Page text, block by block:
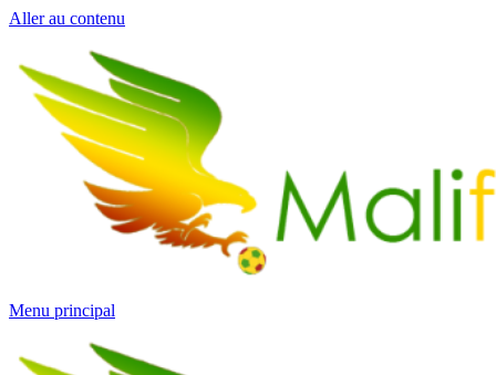
Aller au contenu
Menu principal